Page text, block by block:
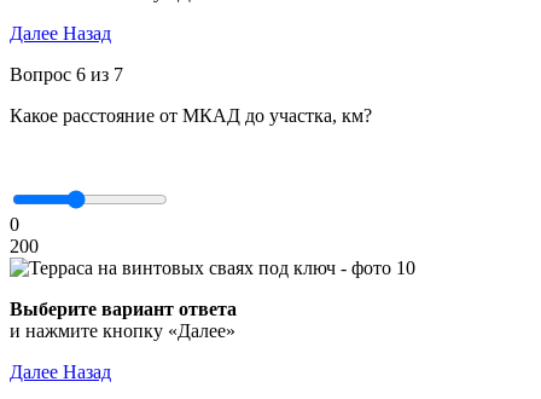
Далее Назад
Вопрос 6 из 7
Какое расстояние от МКАД до участка, км?
0
200
Выберите вариант ответа
и нажмите кнопку «Далее»
Далее Назад